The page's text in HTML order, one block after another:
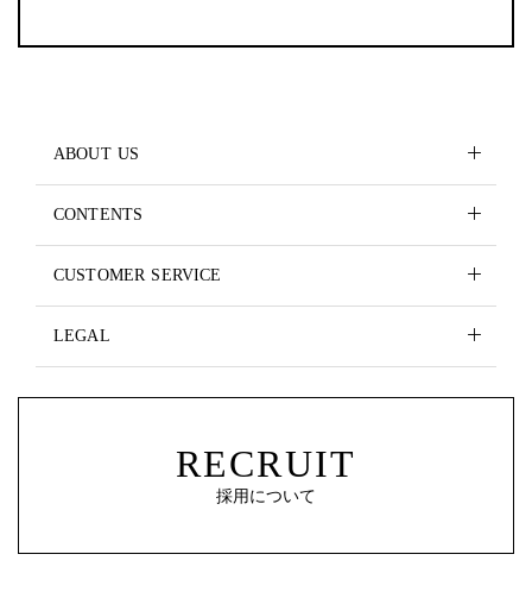
ABOUT US
CONTENTS
CUSTOMER SERVICE
LEGAL
RECRUIT
採用について